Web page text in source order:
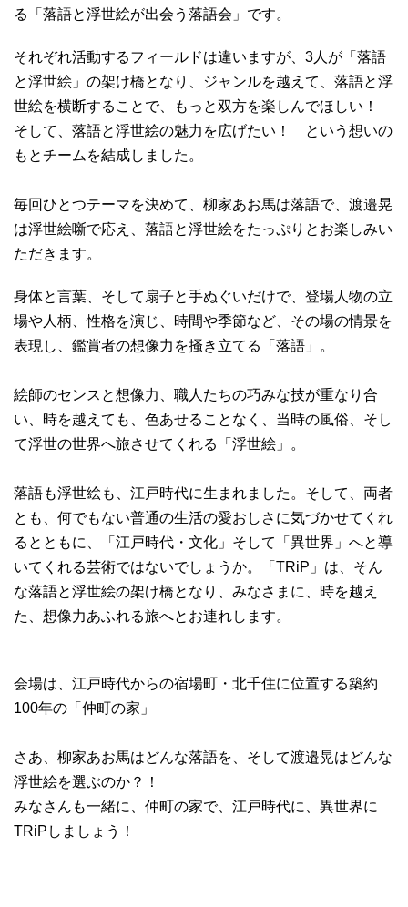
る「落語と浮世絵が出会う落語会」です。
それぞれ活動するフィールドは違いますが、3人が「落語
と浮世絵」の架け橋となり、ジャンルを越えて、落語と浮
世絵を横断することで、もっと双方を楽しんでほしい！
そして、落語と浮世絵の魅力を広げたい！ という想いの
もとチームを結成しました。
毎回ひとつテーマを決めて、柳家あお馬は落語で、渡邉晃
は浮世絵噺で応え、落語と浮世絵をたっぷりとお楽しみい
ただきます。
身体と言葉、そして扇子と手ぬぐいだけで、登場人物の立
場や人柄、性格を演じ、時間や季節など、その場の情景を
表現し、鑑賞者の想像力を掻き立てる「落語」。
絵師のセンスと想像力、職人たちの巧みな技が重なり合
い、時を越えても、色あせることなく、当時の風俗、そし
て浮世の世界へ旅させてくれる「浮世絵」。
落語も浮世絵も、江戸時代に生まれました。そして、両者
とも、何でもない普通の生活の愛おしさに気づかせてくれ
るとともに、「江戸時代・文化」そして「異世界」へと導
いてくれる芸術ではないでしょうか。「TRiP」は、そん
な落語と浮世絵の架け橋となり、みなさまに、時を越え
た、想像力あふれる旅へとお連れします。
会場は、江戸時代からの宿場町・北千住に位置する築約
100年の「仲町の家」
さあ、柳家あお馬はどんな落語を、そして渡邉晃はどんな
浮世絵を選ぶのか？！
みなさんも一緒に、仲町の家で、江戸時代に、異世界に
TRiPしましょう！